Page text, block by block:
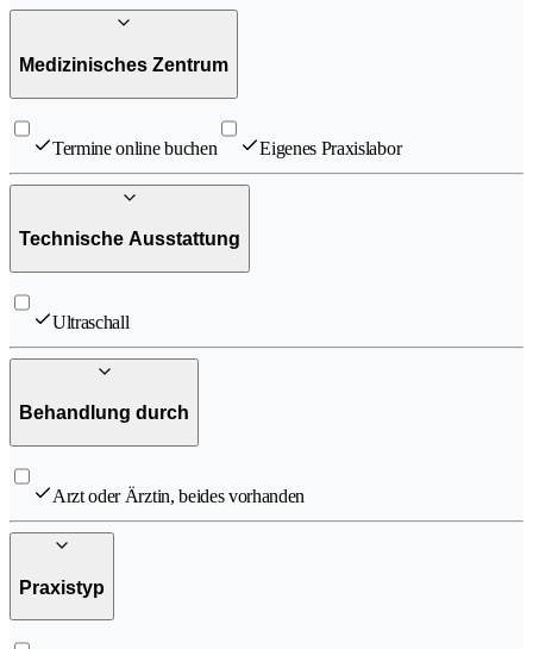
Medizinisches Zentrum
Termine online buchen Eigenes Praxislabor
Technische Ausstattung
Ultraschall
Behandlung durch
Arzt oder Ärztin, beides vorhanden
Praxistyp